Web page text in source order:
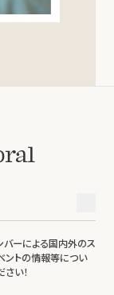
バーによる国内外のス
ントの情報等につい
い！